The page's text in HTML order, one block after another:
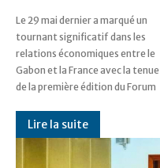
Le 29 mai dernier a marqué un
tournant significatif dans les
relations économiques entre le
Gabon et la France avec la tenue
de la première édition du Forum
économique Gabon-France.
Organisé aux prestigieux Salons
Hoche à Paris, cet événement
Lire la suite